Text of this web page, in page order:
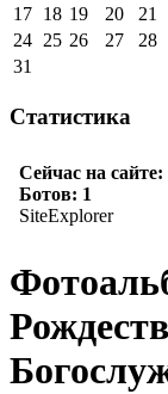
17 18 19 20 21
24 25 26 27 28
31
Статистика